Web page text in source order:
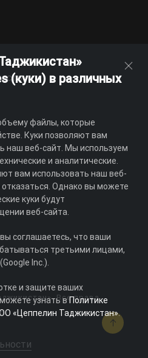
Все права
(куки) в различных
файлы, которые
Куки позволяют вам
наш веб-сайт. Мы используем
и аналитические.
вам использовать наш веб-
Однако вы можете
куки будут
веб-сайта.
соглашаетесь, что ваши
третьими лицами,
Inc.).
и защите ваших
узнать вПолитике
«Цеппелин Таджикистан».